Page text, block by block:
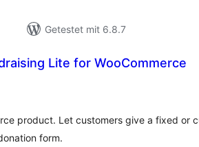
Getestet mit 6.8.7
Lite for WooCommerce
product. Let customers give a fixed or
form.